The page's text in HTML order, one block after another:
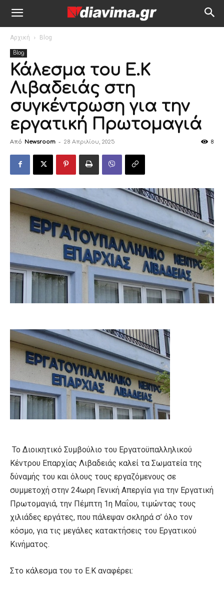
Αρχική Blog
Blog
Κάλεσμα του Ε.Κ
Λιβαδειάς στη
συγκέντρωση για την
εργατική Πρωτομαγιά
Από Newsroom - 28 Απριλίου, 2025 8
Το Διοικητικό Συμβούλιο του Εργατοϋπαλληλικού
Κέντρου Επαρχίας Λιβαδειάς καλεί τα Σωματεία της
δύναμής του και όλους τους εργαζόμενους σε
συμμετοχή στην 24ωρη Γενική Απεργία για την Εργατική
Πρωτομαγιά, την Πέμπτη 1η Μαΐου, τιμώντας τους
χιλιάδες εργάτες, που πάλεψαν σκληρά σ’ όλο τον
κόσμο, για τις μεγάλες κατακτήσεις του Εργατικού
Κινήματος.
Στο κάλεσμα του το Ε.Κ αναφέρει: